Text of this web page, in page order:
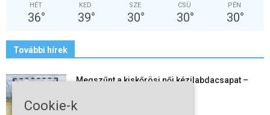
HÉT
36°
KED
39°
SZE
30°
CSÜ
30°
PÉN
30°
További hírek
Megszűnt a kiskőrösi női kézilabdacsapat –
2026-08-08
Cookie-k